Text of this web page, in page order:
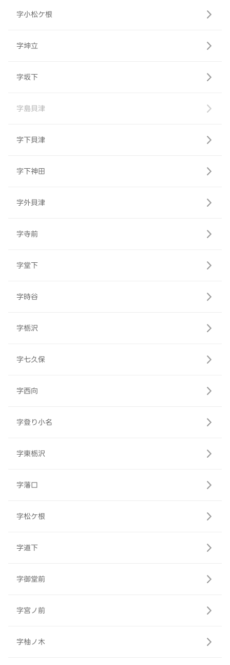
字小松ケ根
字坤立
字坂下
字島貝津
字下貝津
字下神田
字外貝津
字寺前
字堂下
字時谷
字栃沢
字七久保
字西向
字登り小名
字東栃沢
字藩口
字松ケ根
字道下
字御堂前
字宮ノ前
字柚ノ木